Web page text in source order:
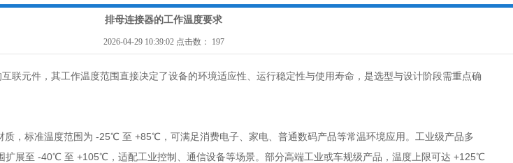
排母连接器的工作温度要求
2026-04-29 10:39:02 点击数： 197
元件，其工作温度范围直接决定了设备的环境适应性、运行稳定性与使用寿命，是选型与设计阶段需重点确
，标准温度范围为 -25℃ 至 +85℃，可满足消费电子、家电、普通数码产品等常温环境应用。工业级产品多
扩展至 -40℃ 至 +105℃，适配工业控制、通信设备等场景。部分高端工业或车规级产品，温度上限可达 +125℃